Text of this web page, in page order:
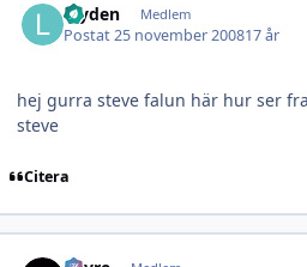
loyden Medlem
Postat25 november 200817 år
hej gurra steve falun här hur ser
steve
Citera